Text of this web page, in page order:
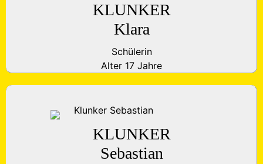
KLUNKER
Klara
Schülerin
Alter 17 Jahre
KLUNKER
Sebastian